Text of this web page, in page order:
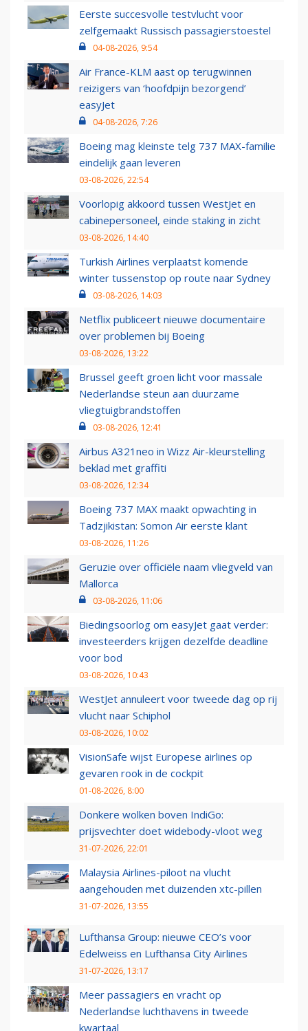
Eerste succesvolle testvlucht voor
zelfgemaakt Russisch passagierstoestel
04-08-2026, 9:54
Air France-KLM aast op terugwinnen
reizigers van ‘hoofdpijn bezorgend’
easyJet
04-08-2026, 7:26
Boeing mag kleinste telg 737 MAX-familie
eindelijk gaan leveren
03-08-2026, 22:54
Voorlopig akkoord tussen WestJet en
cabinepersoneel, einde staking in zicht
03-08-2026, 14:40
Turkish Airlines verplaatst komende
winter tussenstop op route naar Sydney
03-08-2026, 14:03
Netflix publiceert nieuwe documentaire
over problemen bij Boeing
03-08-2026, 13:22
Brussel geeft groen licht voor massale
Nederlandse steun aan duurzame
vliegtuigbrandstoffen
03-08-2026, 12:41
Airbus A321neo in Wizz Air-kleurstelling
beklad met graffiti
03-08-2026, 12:34
Boeing 737 MAX maakt opwachting in
Tadzjikistan: Somon Air eerste klant
03-08-2026, 11:26
Geruzie over officiële naam vliegveld van
Mallorca
03-08-2026, 11:06
Biedingsoorlog om easyJet gaat verder:
investeerders krijgen dezelfde deadline
voor bod
03-08-2026, 10:43
WestJet annuleert voor tweede dag op rij
vlucht naar Schiphol
03-08-2026, 10:02
VisionSafe wijst Europese airlines op
gevaren rook in de cockpit
01-08-2026, 8:00
Donkere wolken boven IndiGo:
prijsvechter doet widebody-vloot weg
31-07-2026, 22:01
Malaysia Airlines-piloot na vlucht
aangehouden met duizenden xtc-pillen
31-07-2026, 13:55
Lufthansa Group: nieuwe CEO’s voor
Edelweiss en Lufthansa City Airlines
31-07-2026, 13:17
Meer passagiers en vracht op
Nederlandse luchthavens in tweede
kwartaal